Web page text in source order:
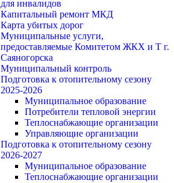
для инвалидов
Капитальный ремонт МКД
Карта убитых дорог
Муниципальные услуги,
предоставляемые Комитетом ЖКХ и Т г.
Саяногорска
Муниципальный контроль
Подготовка к отопительному сезону
2025-2026
Муниципальное образование
Потребители тепловой энергии
Теплоснабжающие организации
Управляющие организации
Подготовка к отопительному сезону
2026-2027
Муниципальное образование
Теплоснабжающие организации